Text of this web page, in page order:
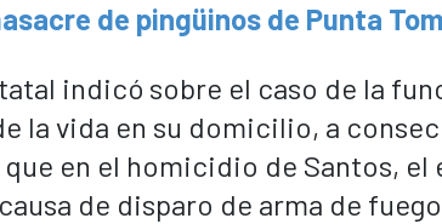
de pingüinos de Punta
indicó sobre el caso de la
la vida en su domicilio, a
en el homicidio de Santos, el
de disparo de arma de